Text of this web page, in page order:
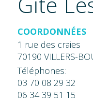
COORDONNÉES
1 rue des craies
70190 VILLERS-
Téléphones:
03 70 08 29 32
06 34 39 51 15